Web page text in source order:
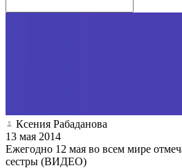
Ксения Рабаданова
13 мая 2014
Ежегодно 12 мая во всем мире
сестры (ВИДЕО)